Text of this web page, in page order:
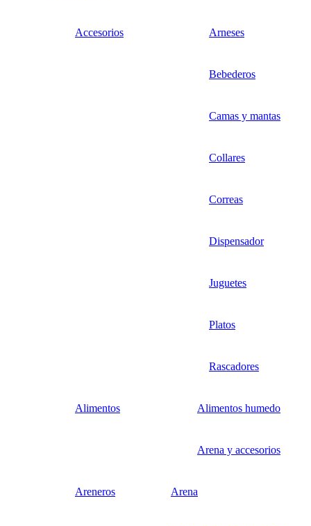
Accesorios Arneses
Bebederos
Camas y mantas
Collares
Correas
Dispensador
Juguetes
Platos
Rascadores
Alimentos Alimentos humedo
Arena y accesorios
Areneros Arena